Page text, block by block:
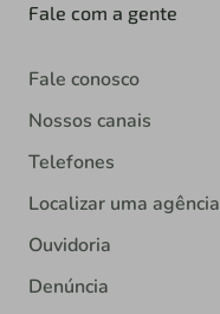
Fale com a gente
Fale conosco
Nossos canais
Telefones
Localizar uma agência
Ouvidoria
Denúncia